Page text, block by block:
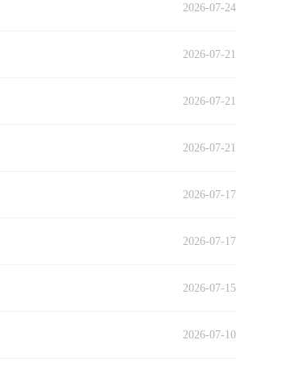
2026-07-24
2026-07-21
2026-07-21
2026-07-21
2026-07-17
2026-07-17
2026-07-15
2026-07-10